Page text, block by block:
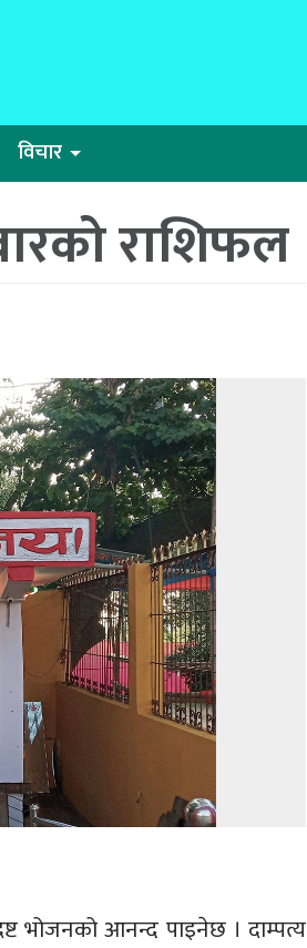
विचार
राशिफल
भोजनको आनन्द पाइनेछ । दाम्पत्य